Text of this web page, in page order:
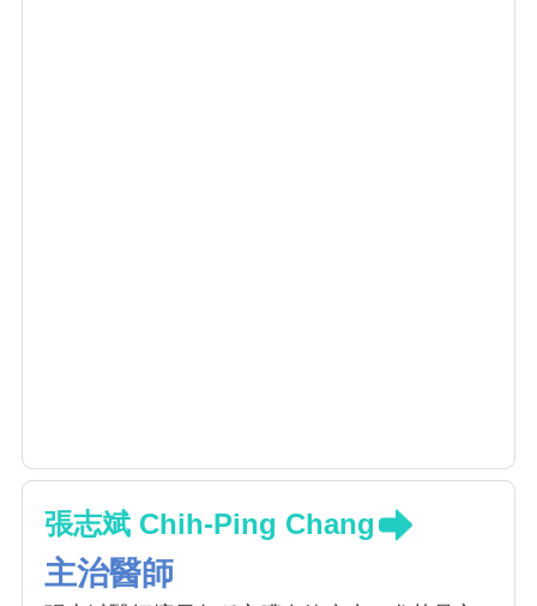
張志斌 Chih-Ping Chang
主治醫師